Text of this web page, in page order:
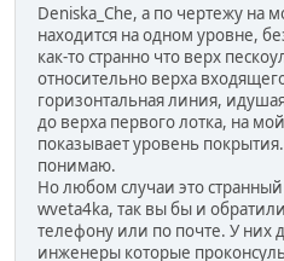
Deniska_Che, а по чертежу на
находится на одном уровне,
как-то странно что верх
относительно верха
горизонтальная линия,
до верха первого лотка, на
показывает уровень
понимаю.
Но любом случаи это
wveta4ka, так вы бы и
телефону или по почте. У них
инженеры которые